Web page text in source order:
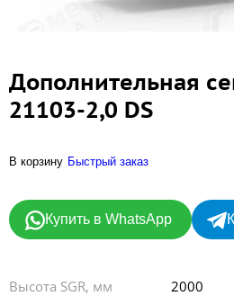
Дополнительная
21103-2,0 DS
В корзину Быстрый заказ
Купить в WhatsApp
Высота SGR, мм
2000